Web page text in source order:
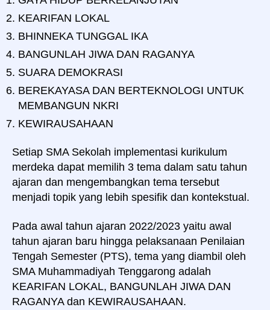
KEARIFAN LOKAL
BHINNEKA TUNGGAL IKA
BANGUNLAH JIWA DAN RAGANYA
SUARA DEMOKRASI
BEREKAYASA DAN BERTEKNOLOGI UNTUK
MEMBANGUN NKRI
KEWIRAUSAHAAN
Setiap SMA Sekolah implementasi kurikulum
merdeka dapat memilih 3 tema dalam satu tahun
ajaran dan mengembangkan tema tersebut
menjadi topik yang lebih spesifik dan kontekstual.
Pada awal tahun ajaran 2022/2023 yaitu awal
tahun ajaran baru hingga pelaksanaan Penilaian
Tengah Semester (PTS), tema yang diambil oleh
SMA Muhammadiyah Tenggarong adalah
KEARIFAN LOKAL, BANGUNLAH JIWA DAN
RAGANYA dan KEWIRAUSAHAAN.